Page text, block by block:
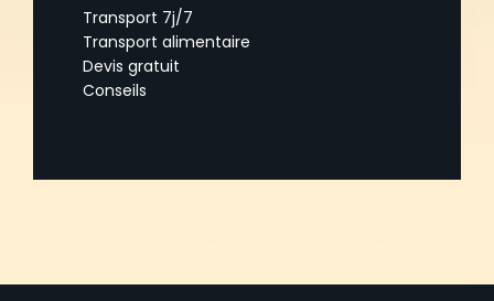
Transport 7j/7
Transport alimentaire
Devis gratuit
Conseils